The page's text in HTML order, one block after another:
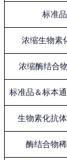
标准品
浓缩生物素
浓缩酶结合物
标准品＆标本
生物素化抗
酶结合物